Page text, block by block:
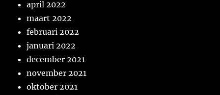
april 2022
maart 2022
februari 2022
januari 2022
december 2021
november 2021
oktober 2021